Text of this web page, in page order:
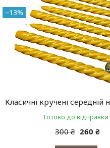
–13%
Класичні кручені середній
Готово до відправки
300 ₴ 260 ₴